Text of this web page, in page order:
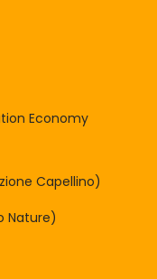
Economy
Capellino)
Nature)